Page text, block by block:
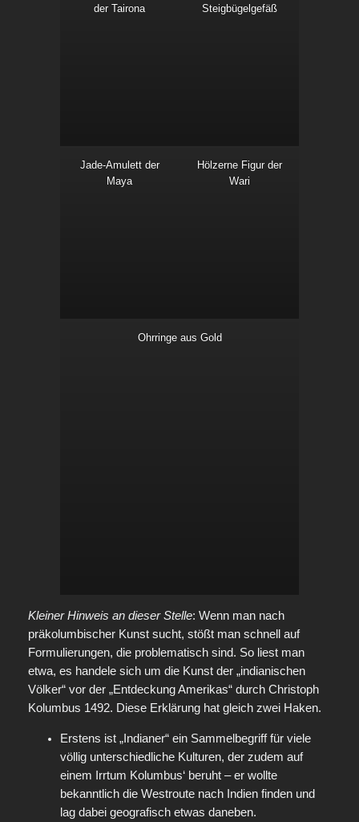
der Tairona
Steigbügelgefäß
Jade-Amulett der
Maya
Hölzerne Figur der
Wari
Ohrringe aus Gold
Kleiner Hinweis an dieser Stelle: Wenn man nach
präkolumbischer Kunst sucht, stößt man schnell auf
Formulierungen, die problematisch sind. So liest man
etwa, es handele sich um die Kunst der „indianischen
Völker“ vor der „Entdeckung Amerikas“ durch Christoph
Kolumbus 1492. Diese Erklärung hat gleich zwei Haken.
Erstens ist „Indianer“ ein Sammelbegriff für viele
völlig unterschiedliche Kulturen, der zudem auf
einem Irrtum Kolumbus‘ beruht – er wollte
bekanntlich die Westroute nach Indien finden und
lag dabei geografisch etwas daneben.